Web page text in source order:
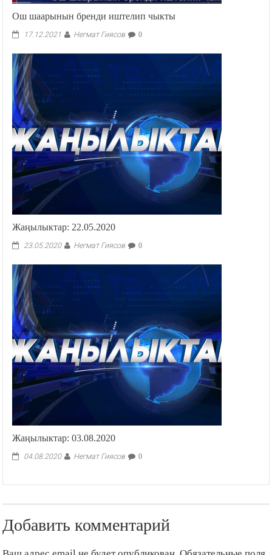
Ош шаарынын бренди иштелип чыкты
17.12.2021 Негмат Гиясов 0
Жаңылыктар: 22.05.2020
23.05.2020 Негмат Гиясов 0
Жаңылыктар: 03.08.2020
04.08.2020 Негмат Гиясов 0
Добавить комментарий